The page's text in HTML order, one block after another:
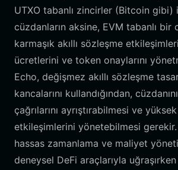
UTXO tabanlı zincirler (Bitcoin gibi)
cüzdanların aksine, EVM tabanlı bir
karmaşık akıllı sözleşme
ücretlerini ve token onaylarını
Echo, değişmez akıllı sözleşme
kancalarını kullandığından,
çağrılarını ayrıştırabilmesi ve
etkileşimlerini yönetebilmesi
hassas zamanlama ve maliyet
deneysel DeFi araçlarıyla